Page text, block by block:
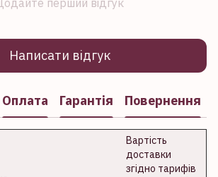
Написати відгук
Оплата Гарантія Повернення
Вартість
доставки
згідно тарифів